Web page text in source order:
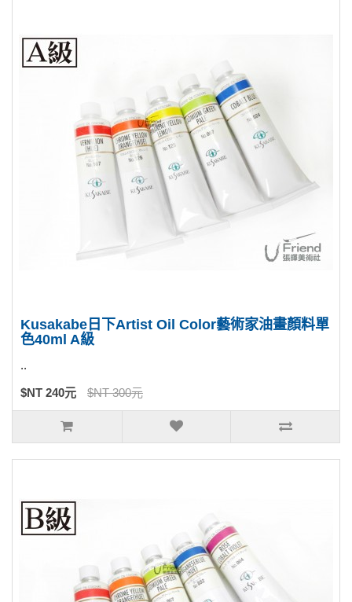
Kusakabe日下Artist Oil Color藝術家油畫顏料單
色40ml A級
..
$NT 240元 $NT 300元